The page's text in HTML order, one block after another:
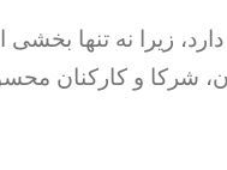
زیرا نه تنها
شرکا و کارکنان